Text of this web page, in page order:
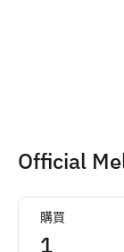
Official
購買